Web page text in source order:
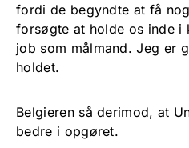
fordi de begyndte at få
forsøgte at holde os inde i
job som målmand. Jeg er
holdet.
Belgieren så derimod, at
bedre i opgøret.